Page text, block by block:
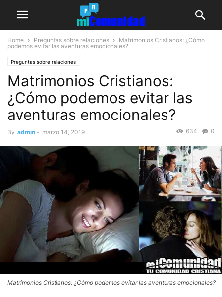
Home Preguntas sobre relaciones
Matrimonios Cristianos: ¿Cómo
podemos evitar las aventuras emocionales?
Preguntas sobre relaciones
Matrimonios Cristianos:
¿Cómo podemos evitar las
aventuras emocionales?
By admin - marzo 14, 2019 0
634
Matrimonios Cristianos: ¿Cómo podemos evitar las aventuras emocionales?